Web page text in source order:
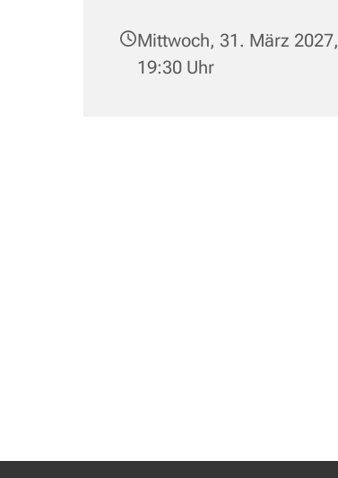
Mittwoch, 31. März 2027,
19:30 Uhr